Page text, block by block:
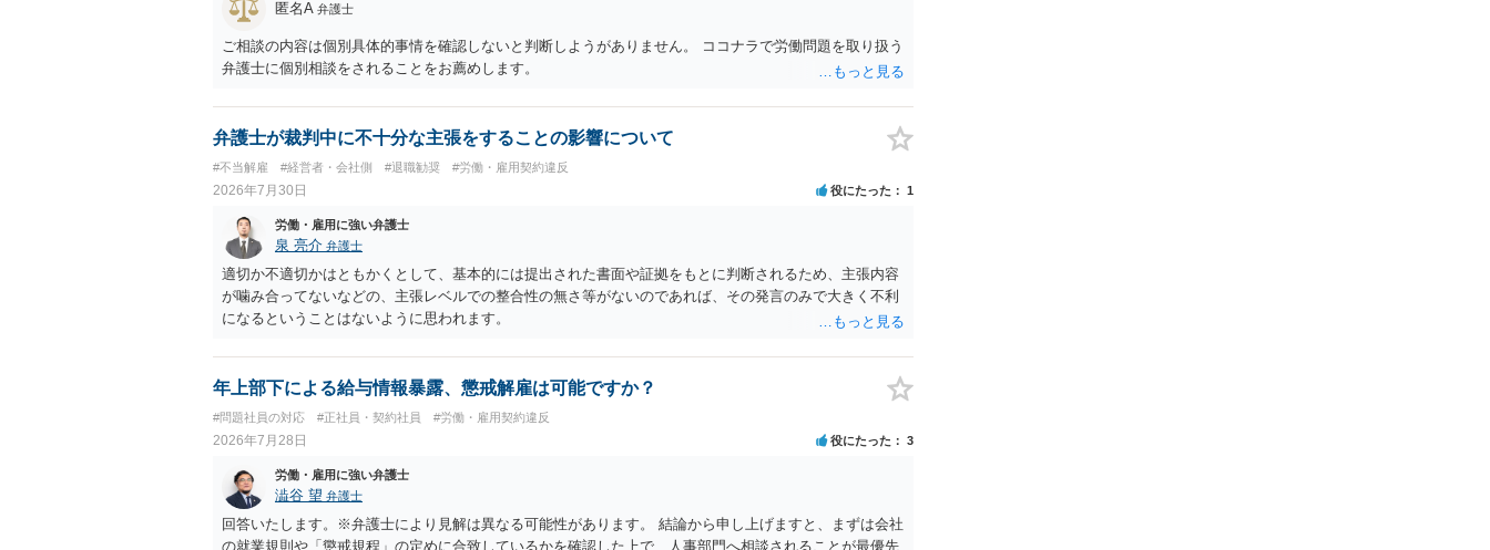
う複数論点に分かれます。契約前なら、交渉のパワーバランスの問題もありますが、修正余地があるう
え、後から争うよりコストを抑えやすいので、資料等を持参の上弁護士に確認されることをお勧めしま
す。 ・事務所側の解除でも、解除理由によってはタレント側に損害賠償が発生する建付けになっているこ
とはあります。ただし、事務所側が一方的に解除したのにタレントへ違約金を課す設計は、合理性や対価
性を欠くとして争いやすいです。逆に、タレント側の重大な契約違反がある場合は、実損害の範囲で請求
される可能性はあります。
匿名A 弁護士
ご相談の内容は個別具体的事情を確認しないと判断しようがありません。 ココナラで労働問題を取り扱う
弁護士に個別相談をされることをお薦めします。
弁護士が裁判中に不十分な主張をすることの影響について
#不当解雇 #経営者・会社側 #退職勧奨 #労働・雇用契約違反
2026年7月30日 役にたった 1
労働・雇用に強い弁護士
泉 亮介 弁護士
適切か不適切かはともかくとして、基本的には提出された書面や証拠をもとに判断されるため、主張内容
が噛み合ってないなどの、主張レベルでの整合性の無さ等がないのであれば、その発言のみで大きく不利
になるということはないように思われます。
年上部下による給与情報暴露、懲戒解雇は可能ですか？
#問題社員の対応 #正社員・契約社員 #労働・雇用契約違反
2026年7月28日 役にたった 3
労働・雇用に強い弁護士
澁谷 望 弁護士
回答いたします。※弁護士により見解は異なる可能性があります。 結論から申し上げますと、まずは会社
の就業規則や「懲戒規程」の定めに合致しているかを確認した上で、人事部門へ相談されることが最優先